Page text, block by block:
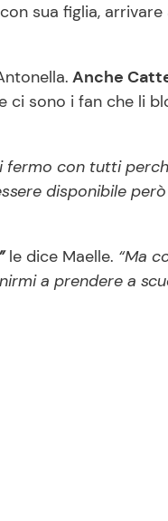
sua figlia,
Anche
ci sono i fan che li
fermo con tutti
disponibile
le dice Maelle. “Ma
a prendere a